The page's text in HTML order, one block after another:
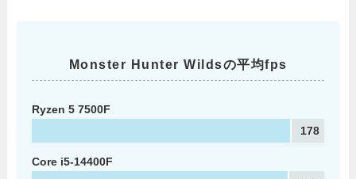
Monster Hunter Wildsの平均fps
Ryzen 5 7500F
178
Core i5-14400F